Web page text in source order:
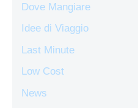
Dove Mangiare
Idee di Viaggio
Last Minute
Low Cost
News